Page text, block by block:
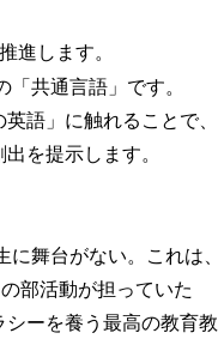
進します。
共通言語」です。
語」に触れることで、
を提示します。
舞台がない。これは、
部活動が担っていた
シーを養う最高の教育教